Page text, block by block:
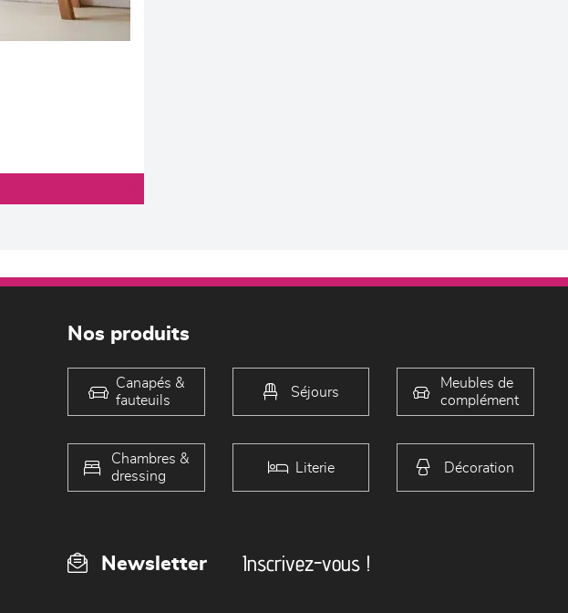
Nos produits
Canapés &
fauteuils
Séjours
Meubles de
complément
Chambres &
dressing
Literie Décoration
Newsletter Inscrivez-vous !